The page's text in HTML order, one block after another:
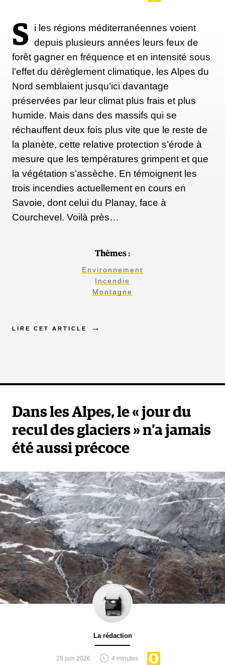
S i les régions méditerranéennes voient
depuis plusieurs années leurs feux de
forêt gagner en fréquence et en intensité sous
l’effet du dérèglement climatique, les Alpes du
Nord semblaient jusqu’ici davantage
préservées par leur climat plus frais et plus
humide. Mais dans des massifs qui se
réchauffent deux fois plus vite que le reste de
la planète, cette relative protection s’érode à
mesure que les températures grimpent et que
la végétation s’assèche. En témoignent les
trois incendies actuellement en cours en
Savoie, dont celui du Planay, face à
Courchevel. Voilà près…
Thèmes :
Environnement
Incendie
Montagne
LIRE CET ARTICLE
Dans les Alpes, le « jour du
recul des glaciers » n’a jamais
été aussi précoce
La rédaction
29 juin 2026 4 minutes